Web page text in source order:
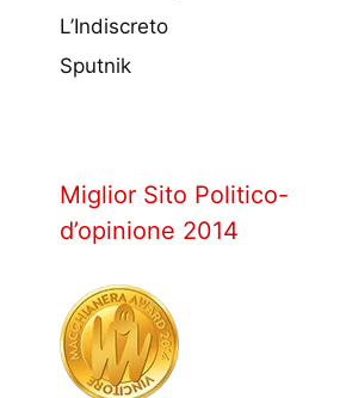
L’Indiscreto
Sputnik
Miglior Sito Politico-
d’opinione 2014